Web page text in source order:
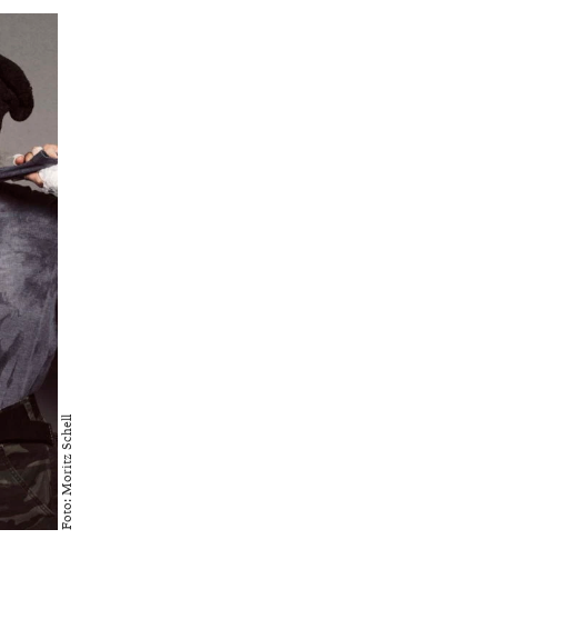
Foto: Moritz Schell